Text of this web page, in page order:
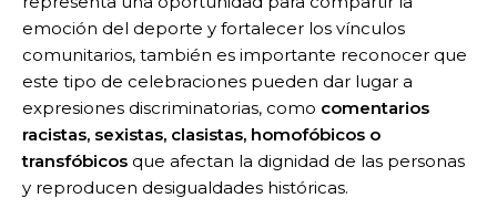
emoción del deporte y fortalecer los vínculos
comunitarios, también es importante reconocer que
este tipo de celebraciones pueden dar lugar a
expresiones discriminatorias, como comentarios
racistas, sexistas, clasistas, homofóbicos o
transfóbicos que afectan la dignidad de las personas
y reproducen desigualdades históricas.